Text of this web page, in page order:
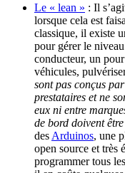
Le « lean » : Il
lorsque cela est
classique, il existe
pour gérer le
conducteur, un
véhicules,
sont pas conçus
prestataires et ne
eux ni entre
de bord doivent
des Arduinos, une
open source et très
programmer tous